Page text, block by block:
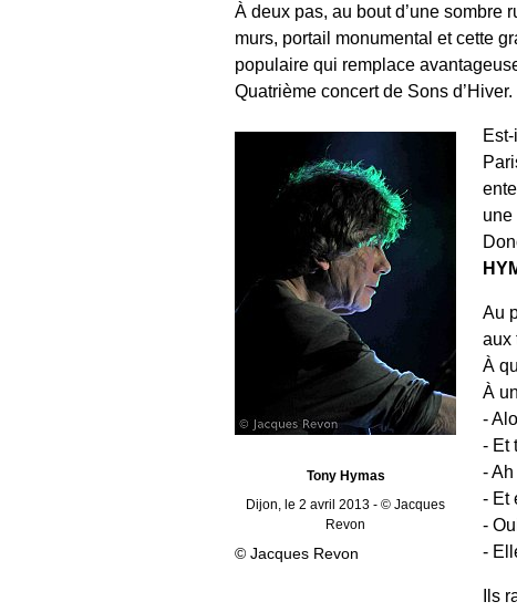
À deux pas, au bout d’une sombre
murs, portail monumental et cette
populaire qui remplace
Quatrième concert de Sons d’Hiver.
Tony Hymas
Dijon, le 2 avril 2013 - © Jacques
Revon
© Jacques Revon
une
Au
aux
À
À
-
- Et
-
- Et
-
-
Ils